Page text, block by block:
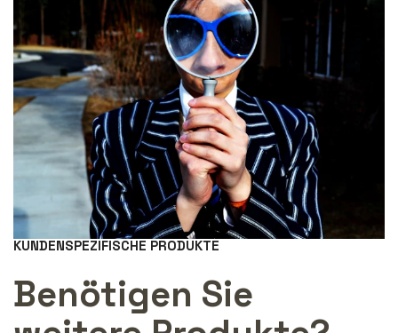
KUNDENSPEZIFISCHE PRODUKTE
Benötigen Sie